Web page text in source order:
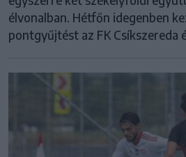
élvonalban. Hétfőn idegenben
pontgyűjtést az FK Csíkszereda